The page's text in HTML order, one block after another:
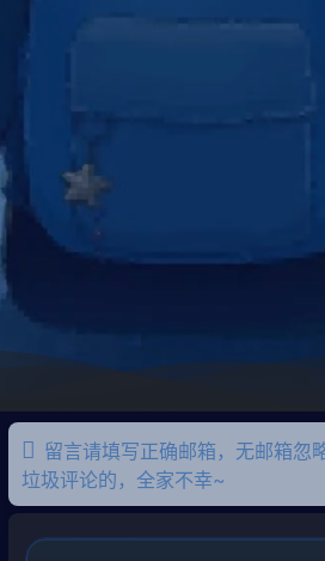
留言请填写正确邮箱，无邮箱忽
垃圾评论的，全家不幸~